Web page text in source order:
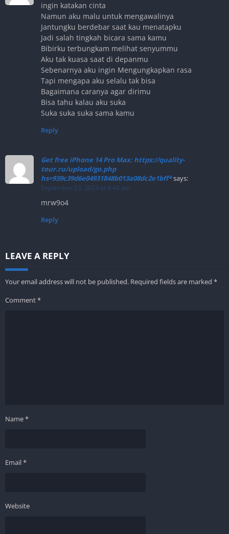
ingin katakan cinta
Namun aku malu untuk mengawalinya
Jantungku berdebar saat kau menatapku
Jadi salah tingkah bicara sama kamu
Bibirku terbungkam melihat senyummu
Aku tak kuasa saat di depanmu
Sebenarnya aku ingin Mengungkapkan rasa
Tapi mengapa aku selalu tak bisa
Bagaimana caranya agar dirimu
Bisa tahu kalau aku suka
Suka suka suka sama kamu
Reply
Get free iPhone 14 Pro Max: https://quality-
tour.ru/upload/go.php
hs=939c39d6e04931848b013a08dc2e1bff*says:
September 23, 2023 at 8:43 pm
mrw9o4
Reply
LEAVE A REPLY
Your email address will not be published. Required fields are marked *
Comment*
Name*
Email*
Website